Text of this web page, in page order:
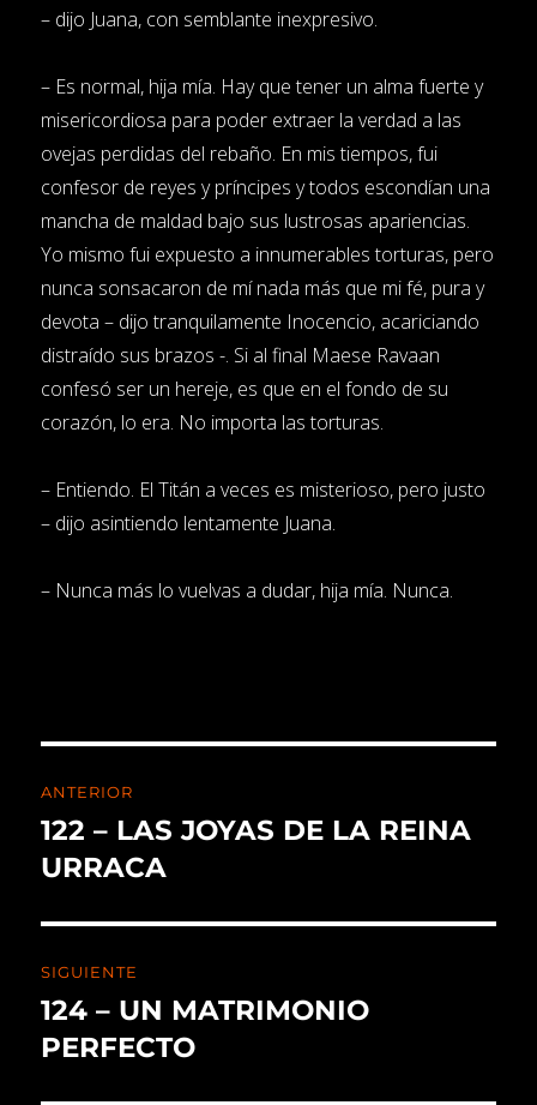
– dijo Juana, con semblante inexpresivo.
– Es normal, hija mía. Hay que tener un alma fuerte y
misericordiosa para poder extraer la verdad a las
ovejas perdidas del rebaño. En mis tiempos, fui
confesor de reyes y príncipes y todos escondían una
mancha de maldad bajo sus lustrosas apariencias.
Yo mismo fui expuesto a innumerables torturas, pero
nunca sonsacaron de mí nada más que mi fé, pura y
devota – dijo tranquilamente Inocencio, acariciando
distraído sus brazos -. Si al final Maese Ravaan
confesó ser un hereje, es que en el fondo de su
corazón, lo era. No importa las torturas.
– Entiendo. El Titán a veces es misterioso, pero justo
– dijo asintiendo lentamente Juana.
– Nunca más lo vuelvas a dudar, hija mía. Nunca.
ANTERIOR
122 – LAS JOYAS DE LA REINA
URRACA
SIGUIENTE
124 – UN MATRIMONIO
PERFECTO